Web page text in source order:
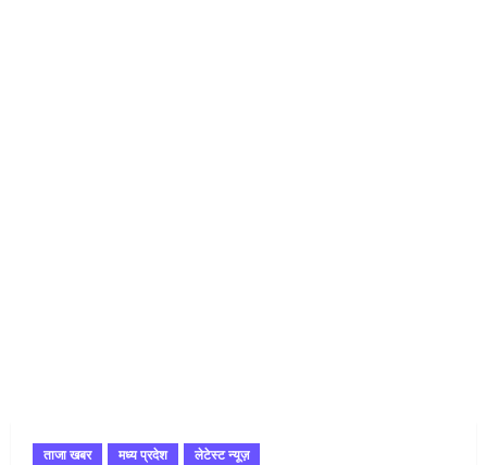
ताजा खबर मध्य प्रदेश लेटेस्ट न्यूज़